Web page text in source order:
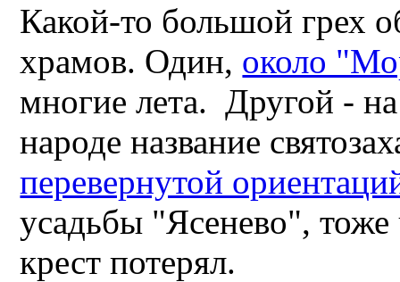
Какой-то большой грех
храмов. Один, около
многие лета. Другой -
народе название
перевернутой
усадьбы "Ясенево", тоже
крест потерял.